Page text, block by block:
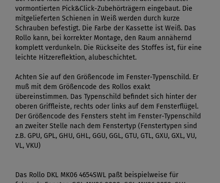
vormontierten Pick&Click-Zubehörträgern eingebaut. Die
mitgelieferten Schienen in Weiß werden durch kurze
Schrauben befestigt. Die Farbe der Kassette ist Weiß. Das
Rollo kann, bei korrekter Montage, den Raum annähernd
komplett verdunkeln. Die Rückseite des Stoffes ist, für eine
leichte Hitzereflektion, alubeschichtet.
Achten Sie auf den Größencode im Fenster-Typenschild. Er
muß mit dem Größencode des Rollos exakt
übereinstimmen. Das Typenschild befindet sich hinter der
oberen Griffleiste, rechts oder links auf dem Fensterflügel.
Der Größencode des Fensters steht im Fenster-Typenschild
an zweiter Stelle nach dem Fenstertyp (Fenstertypen sind
z.B. GPU, GPL, GHU, GHL, GGU, GGL, GTU, GTL, GXU, GXL, VU,
VL, VKU)
Das Rollo DKL MK06 4654SWL paßt beispielweise für